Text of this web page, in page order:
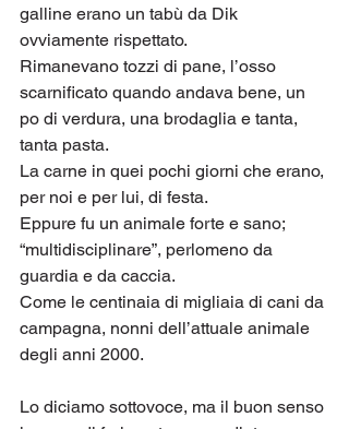
galline erano un tabù da Dik
ovviamente rispettato.
Rimanevano tozzi di pane, l’osso
scarnificato quando andava bene, un
po di verdura, una brodaglia e tanta,
tanta pasta.
La carne in quei pochi giorni che erano,
per noi e per lui, di festa.
Eppure fu un animale forte e sano;
“multidisciplinare”, perlomeno da
guardia e da caccia.
Come le centinaia di migliaia di cani da
campagna, nonni dell’attuale animale
degli anni 2000.
Lo diciamo sottovoce, ma il buon senso